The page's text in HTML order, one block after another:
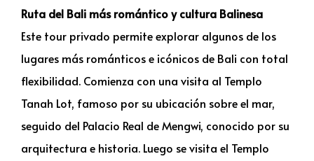
Ruta del Bali más romántico y cultura Balinesa
Este tour privado permite explorar algunos de los
lugares más románticos e icónicos de Bali con total
flexibilidad. Comienza con una visita al Templo
Tanah Lot, famoso por su ubicación sobre el mar,
seguido del Palacio Real de Mengwi, conocido por su
arquitectura e historia. Luego se visita el Templo